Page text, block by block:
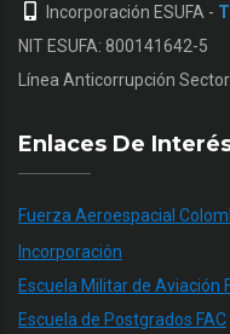
Incorporación ESUFA -
NIT ESUFA: 800141642-5
Línea Anticorrupción
Enlaces De
Fuerza Aeroespacial
Incorporación
Escuela Militar de Aviación
Escuela de Postgrados FAC